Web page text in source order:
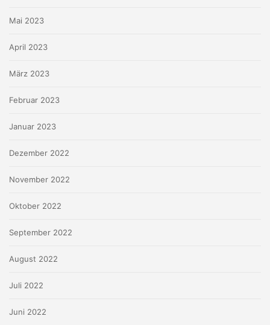
Mai 2023
April 2023
März 2023
Februar 2023
Januar 2023
Dezember 2022
November 2022
Oktober 2022
September 2022
August 2022
Juli 2022
Juni 2022